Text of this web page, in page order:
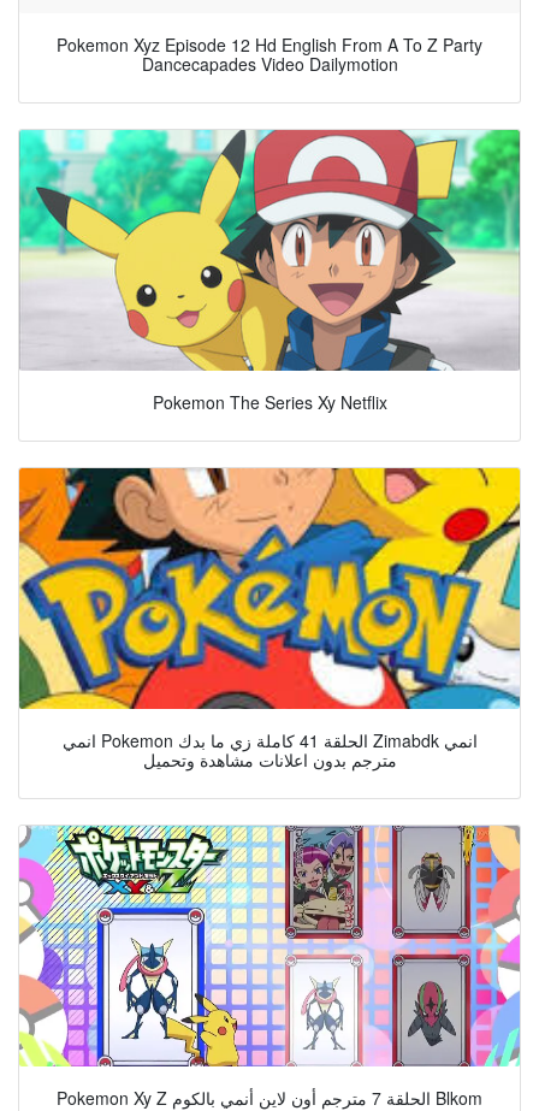
Pokemon Xyz Episode 12 Hd English From A To Z Party
Dancecapades Video Dailymotion
Pokemon The Series Xy Netflix
انمي Pokemon الحلقة 41 كاملة زي ما بدك Zimabdk انمي
مترجم بدون اعلانات مشاهدة وتحميل
Pokemon Xy Z الحلقة 7 مترجم أون لاين أنمي بالكوم Blkom